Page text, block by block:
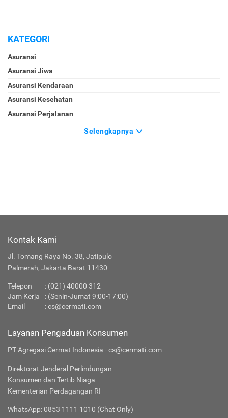
KATEGORI
Asuransi
Asuransi Jiwa
Asuransi Kendaraan
Asuransi Kesehatan
Asuransi Perjalanan
Selengkapnya
Kontak Kami
Jl. Tomang Raya No. 38, Jatipulo
Palmerah, Jakarta Barat 11430
Telepon : (021) 40000 312
Jam Kerja
: (Senin-Jumat 9:00-17:00)
Email
:cs@cermati.com
Layanan Pengaduan Konsumen
PT Agregasi Cermat Indonesia - cs@cermati.com
Direktorat Jenderal Perlindungan
Konsumen dan Tertib Niaga
Kementerian Perdagangan RI
WhatsApp: 0853 1111 1010 (Chat Only)